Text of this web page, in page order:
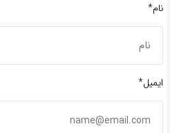
نام*
ایمیل*